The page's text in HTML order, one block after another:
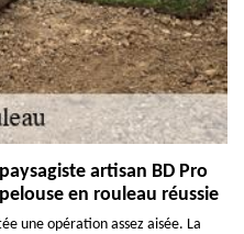
artisan BD Pro
en rouleau réussie
une opération assez aisée. La